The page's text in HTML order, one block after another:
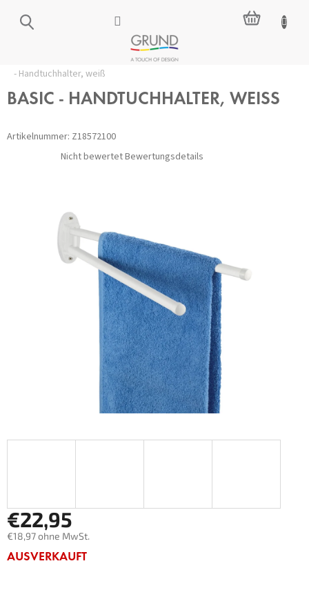
Inhalt
springen
Zubehör für das Badezimmer
- Handtuchhalter, weiß
BASIC - HANDTUCHHALTER, WEISS
Artikelnummer: Z18572100
Die
durchschnittliche
Sternen.
Nicht bewertetBewertungsdetails
€22,95
€18,97 ohne MwSt.
Verkaufspreis:
AUSVERKAUFT